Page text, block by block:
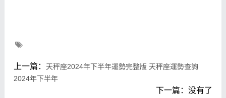
上一篇： 天秤座2024年下半年運勢完整版 天秤座運勢查詢
2024年下半年
下一篇：没有了